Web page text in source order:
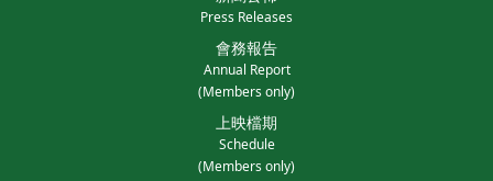
Press Releases
會務報告
Annual Report
(Members only)
上映檔期
Schedule
(Members only)